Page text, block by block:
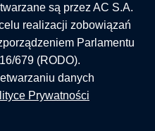
są przez AC S.A.
realizacji zobowiązań
Parlamentu
679 (RODO).
danych
Prywatności